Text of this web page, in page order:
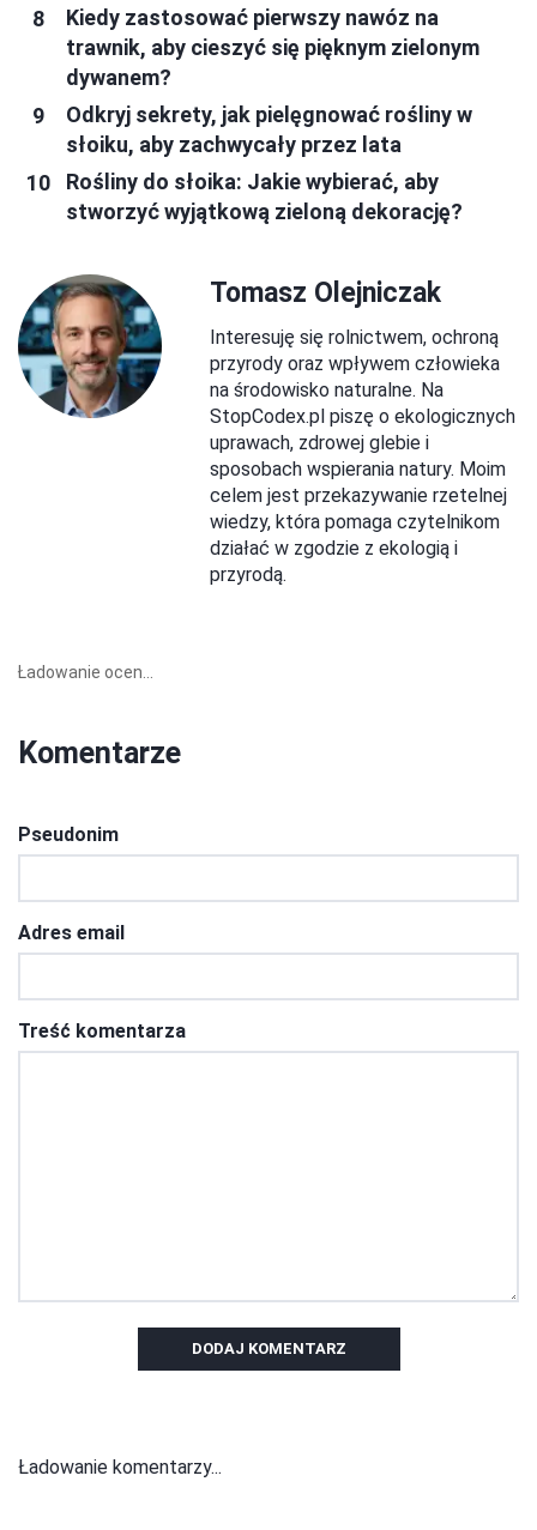
Kiedy zastosować pierwszy nawóz na
trawnik, aby cieszyć się pięknym zielonym
dywanem?
Odkryj sekrety, jak pielęgnować rośliny w
słoiku, aby zachwycały przez lata
Rośliny do słoika: Jakie wybierać, aby
stworzyć wyjątkową zieloną dekorację?
Tomasz Olejniczak
Interesuję się rolnictwem, ochroną
przyrody oraz wpływem człowieka
na środowisko naturalne. Na
StopCodex.pl piszę o ekologicznych
uprawach, zdrowej glebie i
sposobach wspierania natury. Moim
celem jest przekazywanie rzetelnej
wiedzy, która pomaga czytelnikom
działać w zgodzie z ekologią i
przyrodą.
Ładowanie ocen...
Komentarze
Pseudonim
Adres email
Treść komentarza
DODAJ KOMENTARZ
Ładowanie komentarzy...